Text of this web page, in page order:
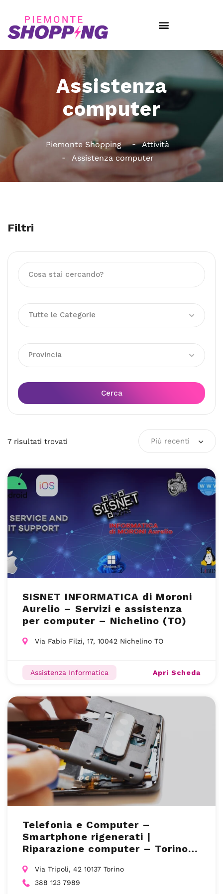
Assistenza
computer
Piemonte Shopping
Attività
Assistenza computer
Filtri
Tutte le Categorie
Provincia
Cerca
7 risultati trovati Più recenti
SISNET INFORMATICA di Moroni
Aurelio – Servizi e assistenza
per computer – Nichelino (TO)
Via Fabio Filzi, 17, 10042 Nichelino TO
Assistenza Informatica Apri Scheda
Telefonia e Computer –
Smartphone rigenerati |
Riparazione computer – Torino
Via Tripoli, 42 10137 Torino
388 123 7989